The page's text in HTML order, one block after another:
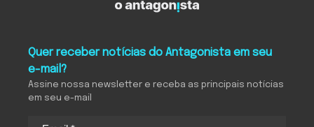
Quer receber notícias do Antagonista em seu
e-mail?
Assine nossa newsletter e receba as principais notícias
em seu e-mail